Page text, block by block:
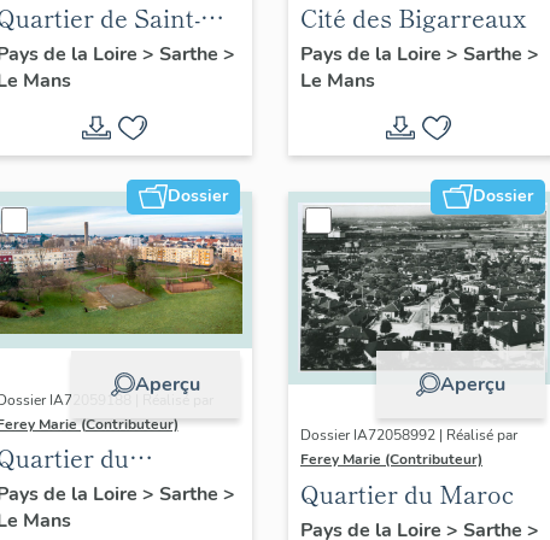
de Saint-
du-Plain
de la Loire > Sarthe >
Mans
Cité des Bigarreaux
Pays de la Loire > Sarthe >
Le Mans
Dossier
Aperçu
IA72059188 | Réalisé par
Marie (Contributeur)
du
de la Loire > Sarthe >
Mans
Dossier
Aperçu
Dossier IA72058992 | Réalisé par
Ferey Marie (Contributeur)
Quartier du Maroc
Pays de la Loire > Sarthe >